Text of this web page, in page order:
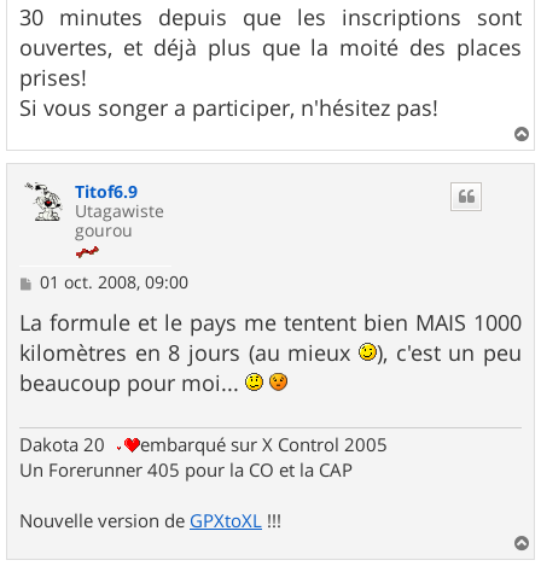
s
s
a
g
e
30 minutes depuis que les inscriptions sont
ouvertes, et déjà plus que la moité des places
prises!
Si vous songer a participer, n'hésitez pas!
a
Titof6.9
Utagawiste
gourou
M
s
s
a
g
e
01 oct. 2008, 09:00
La formule et le pays me tentent bien MAIS 1000
kilomètres en 8 jours (au mieux
), c'est un peu
beaucoup pour moi...
Dakota 20
embarqué sur X Control 2005
Un Forerunner 405 pour la CO et la CAP
Nouvelle version de GPXtoXL !!!
a